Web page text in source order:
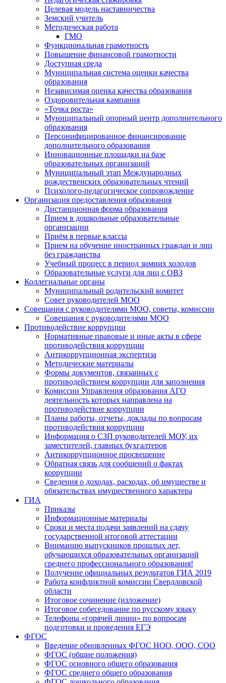
Целевая модель наставничества
Земский учитель
Методическая работа
ГМО
Функциональная грамотность
Повышение финансовой грамотности
Доступная среда
Муниципальная система оценки качества
образования
Независимая оценка качества образования
Оздоровительная кампания
«Точка роста»
Муниципальный опорный центр дополнительного
образования
Персонифицированное финансирование
дополнительного образования
Инновационные площадки на базе
образовательных организаций
Муниципальный этап Международных
рождественских образовательных чтений
Психолого-педагогическое сопровождение
Организация предоставления образования
Дистанционная форма образования
Прием в дошкольные образовательные
организации
Приём в первые классы
Прием на обучение иностранных граждан и лиц
без гражданства
Учебный процесс в период зимних холодов
Образовательные услуги для лиц с ОВЗ
Коллегиальные органы
Муниципальный родительский комитет
Совет руководителей МОО
Совещания с руководителями МОО, советы, комиссии
Совещания с руководителями МОО
Противодействие коррупции
Нормативные правовые и иные акты в сфере
противодействия коррупции
Антикоррупционная экспертиза
Методические материалы
Формы документов, связанных с
противодействием коррупции для заполнения
Комиссии Управления образования АГО
деятельность которых направлена на
противодействие коррупции
Планы работы, отчеты, доклады по вопросам
противодействия коррупции
Информация о СЗП руководителей МОУ, их
заместителей, главных бухгалтеров
Антикоррупционное просвещение
Обратная связь для сообщений о фактах
коррупции
Сведения о доходах, расходах, об имуществе и
обязательствах имущественного характера
ГИА
Приказы
Информационные материалы
Сроки и места подачи заявлений на сдачу
государственной итоговой аттестации
Вниманию выпускников прошлых лет,
обучающихся образовательных организаций
среднего профессионального образования!
Получение официальных результатов ГИА 2019
Работа конфликтной комиссии Свердловской
области
Итоговое сочинение (изложение)
Итоговое собеседование по русскому языку
Телефоны «горячей линии» по вопросам
подготовки и проведения ЕГЭ
ФГОС
Введение обновленных ФГОС НОО, ООО, СОО
ФГОС (общие положения)
ФГОС основного общего образования
ФГОС среднего общего образования